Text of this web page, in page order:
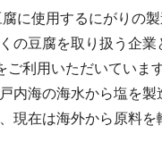
に使用するにがりの
の豆腐を取り扱う企
利用いただいていま
内海の海水から塩を
現在は海外から原料